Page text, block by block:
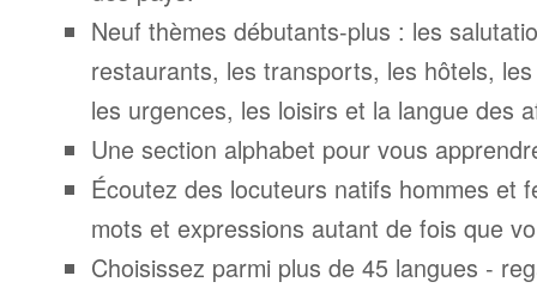
Neuf thèmes débutants-plus : les
restaurants, les transports, les hôtels,
les urgences, les loisirs et la langue des
Une section alphabet pour vous
Écoutez des locuteurs natifs hommes et
mots et expressions autant de fois que
Choisissez parmi plus de 45 langues -